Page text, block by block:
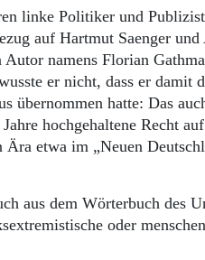
werden
linke Politiker und
auf Hartmut Saenger
namens Florian
er nicht, dass er damit
übernommen hatte: Das
hochgehaltene Recht
etwa im „Neuen
aus dem Wörterbuch des
oder